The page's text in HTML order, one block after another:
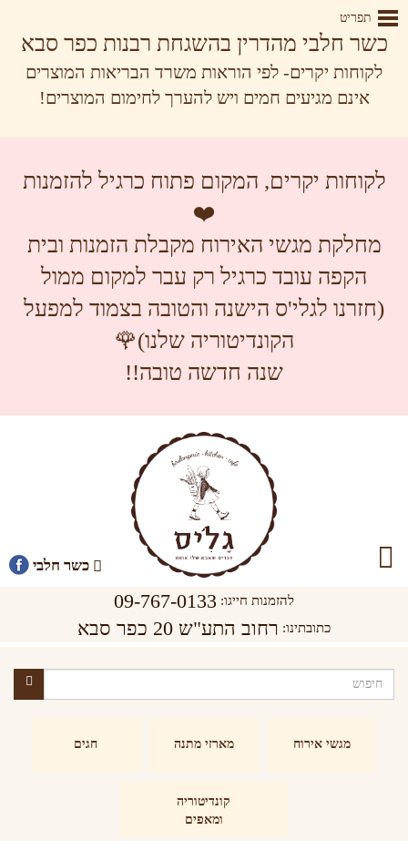
כשר חלבי מהדרין בהשגחת רבנות כפר סבא
לקוחות יקרים- לפי הוראות משרד הבריאות המוצרים
אינם מגיעים חמים ויש להערך לחימום המוצרים!
לקוחות יקרים, המקום פתוח כרגיל להזמנות
❤️
מחלקת מגשי האירוח מקבלת הזמנות ובית
הקפה עובד כרגיל רק עבר למקום ממול
(חזרנו לגלי'ס הישנה והטובה בצמוד למפעל
הקונדיטוריה שלנו)🌹
שנה חדשה טובה!!
תפריט
כשר חלבי
להזמנות חייגו: 09-767-0133
כתובתינו: רחוב התע"ש 20 כפר סבא
מגשי אירוח מארזי מתנה חגים
קונדיטוריה
ומאפים